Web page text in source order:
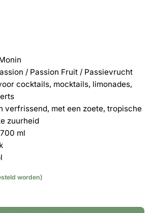
/ Passion Fruit / Passievrucht
cocktails, mocktails, limonades,
verfrissend, met een zoete, tropische
zuurheid
ml
worden)
Fruit (passievrucht) - grote fles 700ml